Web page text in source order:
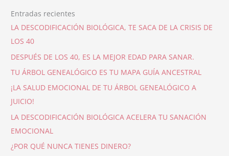
Entradas recientes
LA DESCODIFICACIÓN BIOLÓGICA, TE SACA DE LA CRISIS DE
LOS 40
DESPUÉS DE LOS 40, ES LA MEJOR EDAD PARA SANAR.
TU ÁRBOL GENEALÓGICO ES TU MAPA GUÍA ANCESTRAL
¡LA SALUD EMOCIONAL DE TU ÁRBOL GENEALÓGICO A
JUICIO!
LA DESCODIFICACIÓN BIOLÓGICA ACELERA TU SANACIÓN
EMOCIONAL
¿POR QUÉ NUNCA TIENES DINERO?